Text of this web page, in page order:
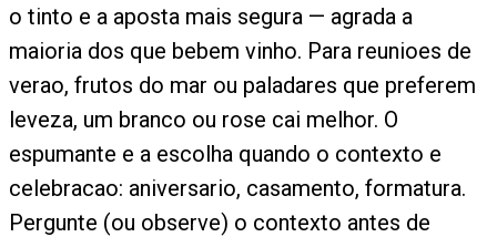
o tinto e a aposta mais segura — agrada a
maioria dos que bebem vinho. Para reunioes de
verao, frutos do mar ou paladares que preferem
leveza, um branco ou rose cai melhor. O
espumante e a escolha quando o contexto e
celebracao: aniversario, casamento, formatura.
Pergunte (ou observe) o contexto antes de